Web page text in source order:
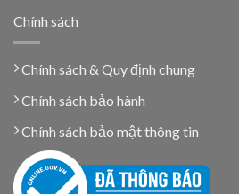
Chính sách
Chính sách & Quy định chung
Chính sách bảo hành
Chính sách bảo mật thông tin